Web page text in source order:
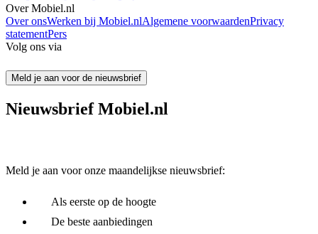
Over Mobiel.nl
Over onsWerken bij Mobiel.nlAlgemene voorwaardenPrivacy
statementPers
Volg ons via
Meld je aan voor de nieuwsbrief
Nieuwsbrief Mobiel.nl
Meld je aan voor onze maandelijkse nieuwsbrief:
Als eerste op de hoogte
De beste aanbiedingen